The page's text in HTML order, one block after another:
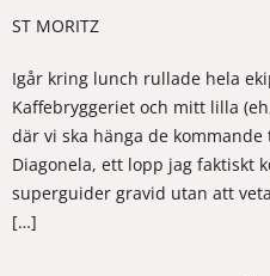
ST MORITZ
Igår kring lunch rullade hela
Kaffebryggeriet och mitt lilla
där vi ska hänga de
Diagonela, ett lopp jag faktiskt
superguider gravid utan att
[…]